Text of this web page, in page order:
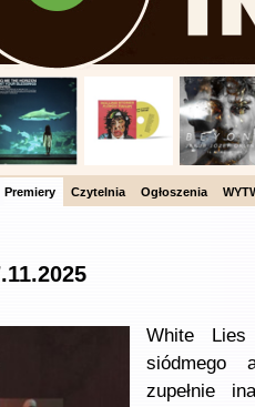
Premiery Czytelnia Ogłoszenia
White
siódmego
zupełnie